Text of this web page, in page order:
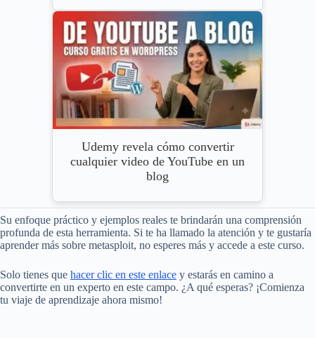
Udemy revela cómo convertir
cualquier video de YouTube en un
blog
Su enfoque práctico y ejemplos reales te brindarán una comprensión
profunda de esta herramienta. Si te ha llamado la atención y te gustaría
aprender más sobre metasploit, no esperes más y accede a este curso.
Solo tienes que hacer clic en este enlace y estarás en camino a
convertirte en un experto en este campo. ¿A qué esperas? ¡Comienza
tu viaje de aprendizaje ahora mismo!